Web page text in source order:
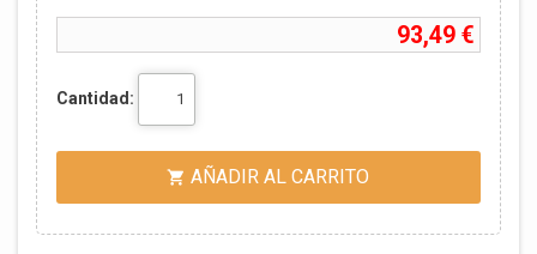
93,49 €
Cantidad:
 AÑADIR AL CARRITO